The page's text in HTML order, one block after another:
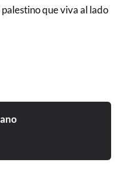
que viva al lado